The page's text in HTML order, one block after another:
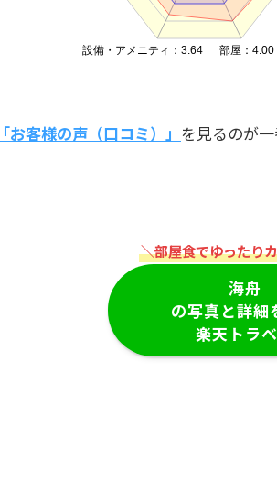
部屋：4.00
設備・アメニティ：3.64
「お客様の声（口コミ）」 を見るのが一
＼部屋食でゆったり
海舟
の写真と詳細
楽天トラ